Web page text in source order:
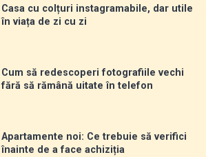
Casa cu colțuri instagramabile, dar utile
în viața de zi cu zi
Cum să redescoperi fotografiile vechi
fără să rămână uitate în telefon
Apartamente noi: Ce trebuie să verifici
înainte de a face achiziția